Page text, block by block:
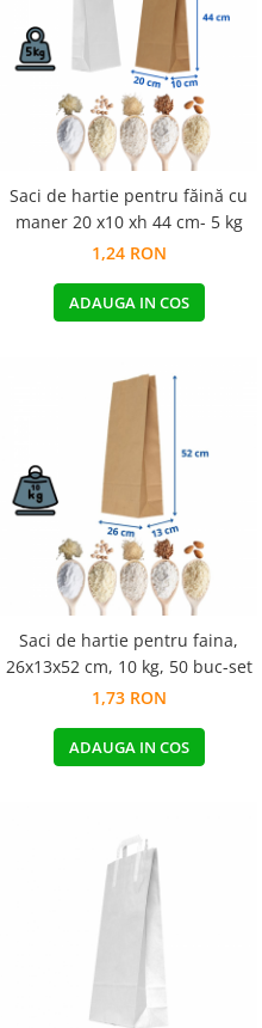
Saci de hartie pentru făină cu
maner 20 x10 xh 44 cm- 5 kg
1,24 RON
ADAUGA IN COS
Saci de hartie pentru faina,
26x13x52 cm, 10 kg, 50 buc-set
1,73 RON
ADAUGA IN COS